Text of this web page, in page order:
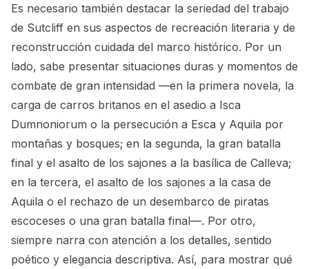
Es necesario también destacar la seriedad del trabajo
de Sutcliff en sus aspectos de recreación literaria y de
reconstrucción cuidada del marco histórico. Por un
lado, sabe presentar situaciones duras y momentos de
combate de gran intensidad —en la primera novela, la
carga de carros britanos en el asedio a Isca
Dumnoniorum o la persecución a Esca y Aquila por
montañas y bosques; en la segunda, la gran batalla
final y el asalto de los sajones a la basílica de Calleva;
en la tercera, el asalto de los sajones a la casa de
Aquila o el rechazo de un desembarco de piratas
escoceses o una gran batalla final—. Por otro,
siempre narra con atención a los detalles, sentido
poético y elegancia descriptiva. Así, para mostrar qué